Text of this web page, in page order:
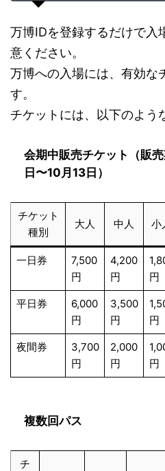
万博IDを登録するだけで入
意ください。
万博への入場には、有効な
す。
チケットには、以下のよう
会期中販売チケット（販
日〜10月13日）
チケット
種別
大人 中人 小
一日券
7,500
円
4,200
円
円
平日券
6,000
円
3,500
円
円
夜間券
3,700
円
2,000
円
円
複数回パス
チ